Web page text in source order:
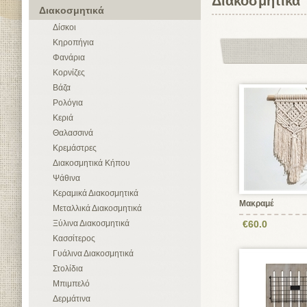
Διακοσμητικά
Δίσκοι
Κηροπήγια
Φανάρια
Κορνίζες
Βάζα
Ρολόγια
Κεριά
Θαλασσινά
Κρεμάστρες
Διακοσμητικά Κήπου
Ψάθινα
Κεραμικά Διακοσμητικά
Μεταλλικά Διακοσμητικά
Ξύλινα Διακοσμητικά
Κασσίτερος
Γυάλινα Διακοσμητικά
Στολίδια
Μπιμπελό
Δερμάτινα
Μακραμέ
€60.0